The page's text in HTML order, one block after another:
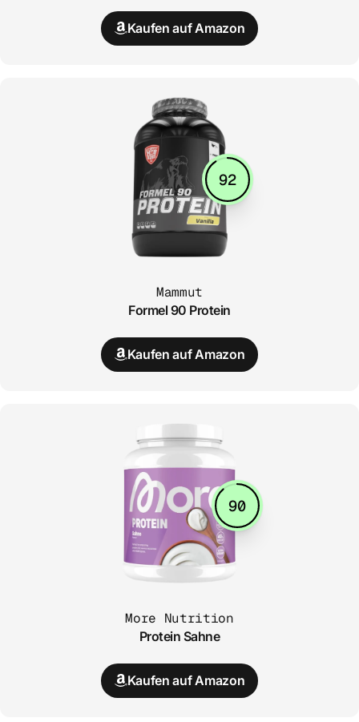
Kaufen auf Amazon
92
Mammut
Formel 90 Protein
Kaufen auf Amazon
90
More Nutrition
Protein Sahne
Kaufen auf Amazon